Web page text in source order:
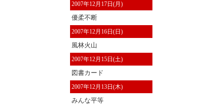
2007年12月17日(月)
優柔不断
2007年12月16日(日)
風林火山
2007年12月15日(土)
図書カード
2007年12月13日(木)
みんな平等